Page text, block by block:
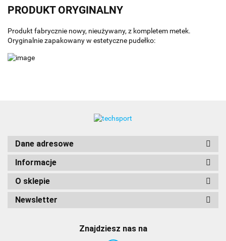
PRODUKT ORYGINALNY
Produkt fabrycznie nowy, nieużywany, z kompletem metek.
Oryginalnie zapakowany w estetyczne pudełko:
Dane adresowe
Informacje
O sklepie
Newsletter
Znajdziesz nas na